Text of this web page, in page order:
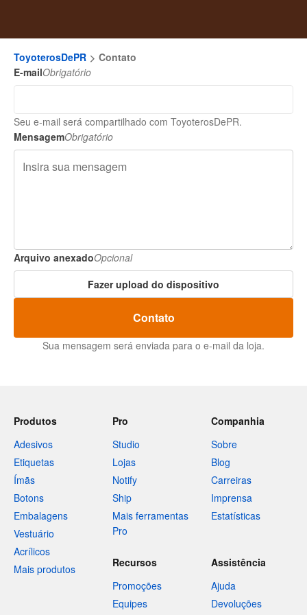
ToyoterosDePR
Contato
E-mailObrigatório
Seu e-mail será compartilhado com ToyoterosDePR.
MensagemObrigatório
Arquivo anexadoOpcional
Fazer upload do dispositivo
Contato
Sua mensagem será enviada para o e-mail da loja.
Produtos
Adesivos
Etiquetas
Ímãs
Botons
Embalagens
Vestuário
Acrílicos
Mais produtos
Pro
Studio
Lojas
Notify
Ship
Mais ferramentas
Pro
Companhia
Sobre
Blog
Carreiras
Imprensa
Estatísticas
Recursos
Promoções
Equipes
Assistência
Ajuda
Devoluções